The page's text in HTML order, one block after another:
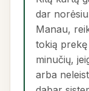
dar
Manau,
tokią
minučių,
arba